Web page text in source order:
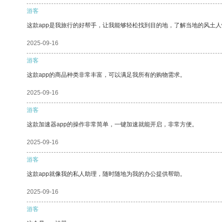
游客
这款app是我旅行的好帮手，让我能够轻松找到目的地，了解当地的风土
2025-09-16
游客
这款app的商品种类非常丰富，可以满足我所有的购物需求。
2025-09-16
游客
这款加速器app的操作非常简单，一键加速就能开启，非常方便。
2025-09-16
游客
这款app就像我的私人助理，随时随地为我的办公提供帮助。
2025-09-16
游客